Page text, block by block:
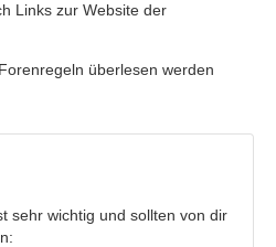
Links zur Website der
überlesen werden
sehr wichtig und sollten von dir